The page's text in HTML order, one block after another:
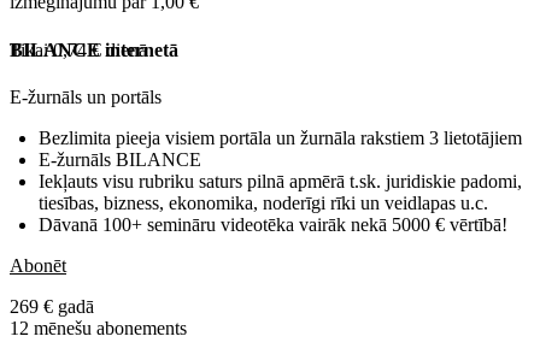
Tikai 0,74 € dienā
BILANCE internetā
E-žurnāls un portāls
Bezlimita pieeja visiem portāla un žurnāla rakstiem 3 lietotājiem
E-žurnāls BILANCE
Iekļauts visu rubriku saturs pilnā apmērā t.sk. juridiskie padomi,
tiesības, bizness, ekonomika, noderīgi rīki un veidlapas u.c.
Dāvanā 100+ semināru videotēka vairāk nekā 5000 € vērtībā!
Abonēt
269 € gadā
12 mēnešu abonements